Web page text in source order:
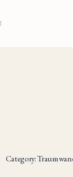
Category: